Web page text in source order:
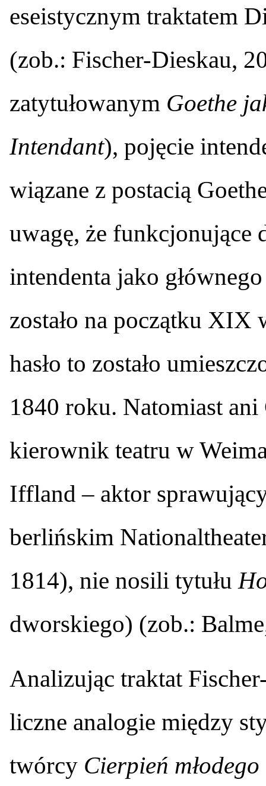
eseistycznym traktatem
(zob.: Fischer-Dieskau,
zatytułowanym Goethe
Intendant), pojęcie
wiązane z postacią
uwagę, że funkcjonujące
intendenta jako
zostało na początku
hasło to zostało
1840 roku. Natomiast
kierownik teatru w
Iffland – aktor
berlińskim
1814), nie nosili tytułu
dworskiego) (zob.:
Analizując traktat
liczne analogie między
twórcy Cierpień